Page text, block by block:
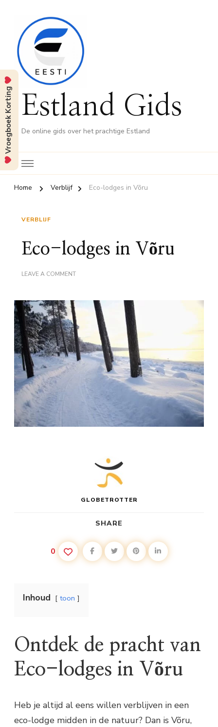
Estland Gids
De online gids over het prachtige Estland
Home Verblijf Eco-lodges in Võru
VERBLIJF
Eco-lodges in Võru
LEAVE A COMMENTON
GLOBETROTTER
SHARE
0
Inhoud toon
Ontdek de pracht van
Eco-lodges in Võru
Heb je altijd al eens willen verblijven in een
eco-lodge midden in de natuur? Dan is Võru,
Vroegboek Korting